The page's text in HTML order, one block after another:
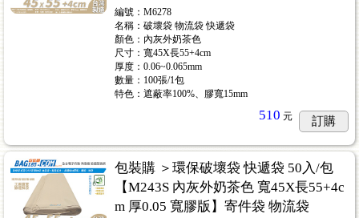
編號：M6278
名稱：破壞袋 物流袋 快遞袋
顏色：內灰外奶茶色
尺寸：寬45X長55+4cm
厚度：0.06~0.065mm
數量：100張/1包
特色：遮蔽率100%、膠寬15mm
510 元 訂購
包裝購 ＞環保破壞袋 快遞袋 50入/包
【M243S 內灰外奶茶色 寬45X長55+4c
m 厚0.05 寬膠版】寄件袋 物流袋